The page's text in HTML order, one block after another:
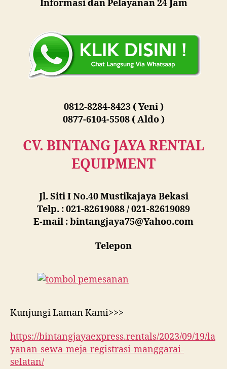
Informasi dan Pelayanan 24 Jam
0812-8284-8423 ( Yeni )
0877-6104-5508 ( Aldo )
CV. BINTANG JAYA RENTAL
EQUIPMENT
Jl. Siti I No.40 Mustikajaya Bekasi
Telp. : 021-82619088 / 021-82619089
E-mail : bintangjaya75@Yahoo.com
Telepon
Kunjungi Laman Kami>>>
https://bintangjayaexpress.rentals/2023/09/19/la
yanan-sewa-meja-registrasi-manggarai-
selatan/